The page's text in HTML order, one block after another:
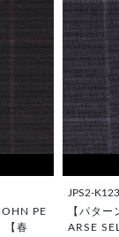
PE
【春
JPS2-
【パタ
ARSE